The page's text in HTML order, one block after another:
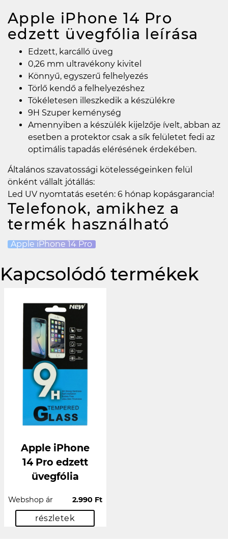
Apple iPhone 14 Pro
edzett üvegfólia leírása
Edzett, karcálló üveg
0,26 mm ultravékony kivitel
Könnyű, egyszerű felhelyezés
Törlő kendő a felhelyezéshez
Tökéletesen illeszkedik a készülékre
9H Szuper keménység
Amennyiben a készülék kijelzője ívelt, abban az
esetben a protektor csak a sík felületet fedi az
optimális tapadás elérésének érdekében.
Általános szavatossági kötelességeinken felül
önként vállalt jótállás:
Led UV nyomtatás esetén: 6 hónap kopásgarancia!
Telefonok, amikhez a
termék használható
Apple iPhone 14 Pro
Kapcsolódó termékek
Apple iPhone
14 Pro edzett
üvegfólia
Webshop ár 2.990 Ft
részletek